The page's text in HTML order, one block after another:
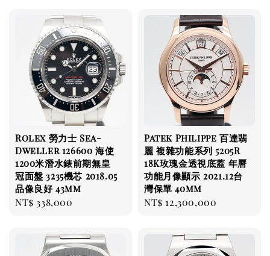
Rolex 勞力士 Sea-
Dweller 126600 海使
1200米潛水錶前期無皇
冠面盤 3235機芯 2018.05
品像良好 43mm
Regular
NT$ 338,000
Patek Philippe 百達翡
麗 複雜功能系列 5205R
18K玫瑰金透視底蓋 年曆
功能月像顯示 2021.12台
灣保單 40mm
Regular
NT$ 12,300,000